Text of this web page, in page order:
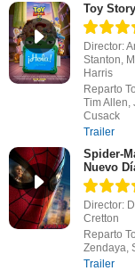
Toy
Director:
Stanton,
Harris
Reparto
Tim Allen,
Cusack
Trailer
Spider-
Nuevo
Director:
Cretton
Reparto
Zendaya,
Trailer